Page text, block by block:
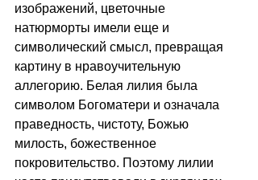
изображений, цветочные
натюрморты имели еще и
символический смысл, превращая
картину в нравоучительную
аллегорию. Белая лилия была
символом Богоматери и означала
праведность, чистоту, Божью
милость, божественное
покровительство. Поэтому лилии